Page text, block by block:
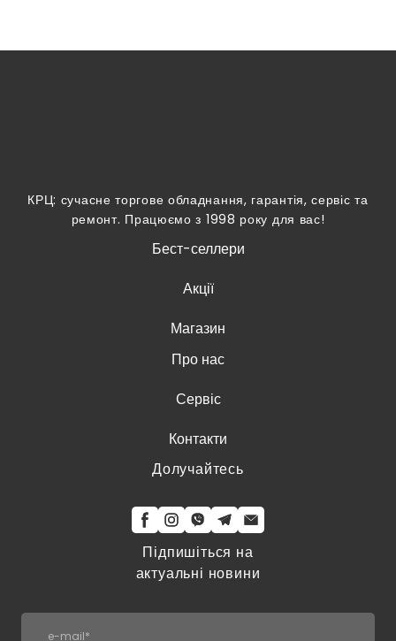
КРЦ: сучасне торгове обладнання, гарантія, сервіс та
ремонт. Працюємо з 1998 року для вас!
Бест-селлери
Акції
Магазин
Про нас
Сервіс
Контакти
Долучайтесь
Підпишіться на
актуальні новини